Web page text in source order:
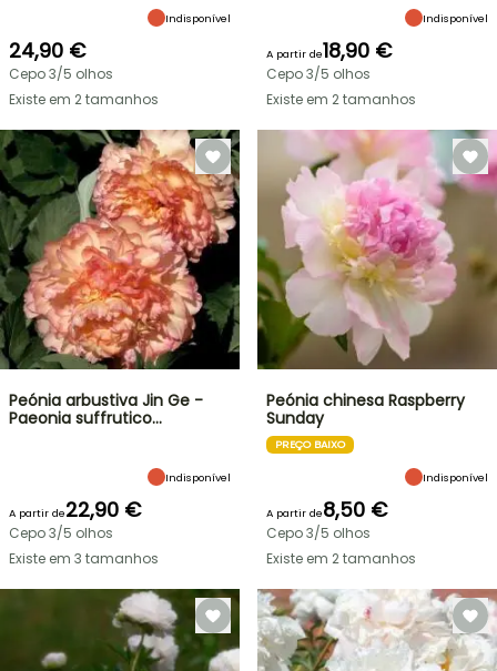
Indisponível
24,90 €
Cepo 3/5 olhos
Existe em 2 tamanhos
Indisponível
A partir de18,90 €
Cepo 3/5 olhos
Existe em 2 tamanhos
Peónia arbustiva Jin Ge -
Paeonia suffrutico…
Indisponível
A partir de22,90 €
Cepo 3/5 olhos
Existe em 3 tamanhos
Peónia chinesa Raspberry
Sunday
PREÇO BAIXO
Indisponível
A partir de8,50 €
Cepo 3/5 olhos
Existe em 2 tamanhos